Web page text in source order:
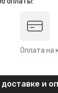
Оплата на
и